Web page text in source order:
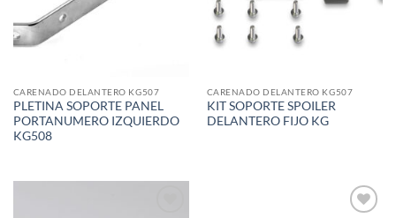
CARENADO DELANTERO KG507
PLETINA SOPORTE PANEL
PORTANUMERO IZQUIERDO
KG508
CARENADO DELANTERO KG507
KIT SOPORTE SPOILER
DELANTERO FIJO KG